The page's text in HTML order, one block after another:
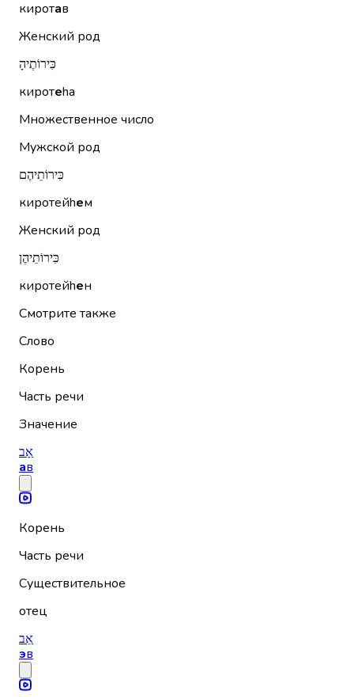
киротав
Женский род
כִּירוֹתֶיהָ
киротеhа
Множественное число
Мужской род
כִּירוֹתֵיהֶם
киротейhем
Женский род
כִּירוֹתֵיהֶן
киротейhен
Смотрите также
Слово
Корень
Часть речи
Значение
אָב
ав
Корень
Часть речи
Существительное
отец
אֵב
эв